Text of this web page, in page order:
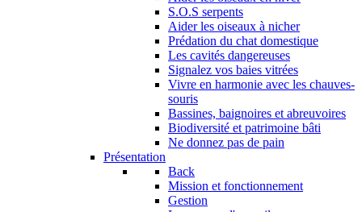
S.O.S serpents
Aider les oiseaux à nicher
Prédation du chat domestique
Les cavités dangereuses
Signalez vos baies vitrées
Vivre en harmonie avec les chauves-
souris
Bassines, baignoires et abreuvoires
Biodiversité et patrimoine bâti
Ne donnez pas de pain
Présentation
Back
Mission et fonctionnement
Gestion